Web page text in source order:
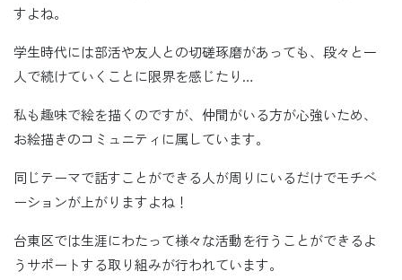
すよね。
学生時代には部活や友人との切磋琢磨があっても、段々と一
人で続けていくことに限界を感じたり…
私も趣味で絵を描くのですが、仲間がいる方が心強いため、
お絵描きのコミュニティに属しています。
同じテーマで話すことができる人が周りにいるだけでモチベ
ーションが上がりますよね！
台東区では生涯にわたって様々な活動を行うことができるよ
うサポートする取り組みが行われています。